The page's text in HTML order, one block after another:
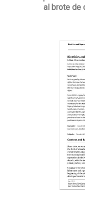
al brote de